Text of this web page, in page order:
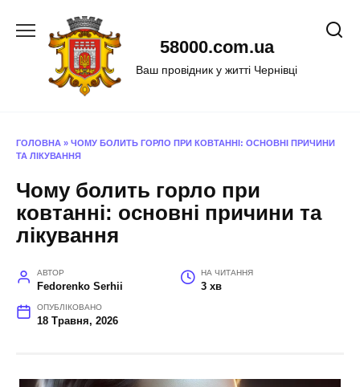
58000.com.ua
Ваш провідник у житті Чернівці
ГОЛОВНА » ЧОМУ БОЛИТЬ ГОРЛО ПРИ КОВТАННІ: ОСНОВНІ ПРИЧИНИ
ТА ЛІКУВАННЯ
Чому болить горло при
ковтанні: основні причини та
лікування
АВТОР
Fedorenko Serhii
НА ЧИТАННЯ
3 хв
ОПУБЛІКОВАНО
18 Травня, 2026